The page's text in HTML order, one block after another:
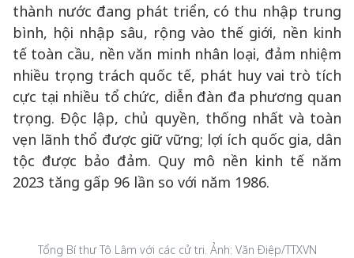
thành nước đang phát triển, có thu nhập trung
bình, hội nhập sâu, rộng vào thế giới, nền kinh
tế toàn cầu, nền văn minh nhân loại, đảm nhiệm
nhiều trọng trách quốc tế, phát huy vai trò tích
cực tại nhiều tổ chức, diễn đàn đa phương quan
trọng. Độc lập, chủ quyền, thống nhất và toàn
vẹn lãnh thổ được giữ vững; lợi ích quốc gia, dân
tộc được bảo đảm. Quy mô nền kinh tế năm
2023 tăng gấp 96 lần so với năm 1986.
Tổng Bí thư Tô Lâm với các cử tri. Ảnh: Văn Điệp/TTXVN